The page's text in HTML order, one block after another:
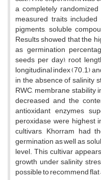
a completely
measured traits
pigments, soluble
Results showed that the
as germination
seeds per day), root
longitudinal index (70.1)
in the absence of salinity
RWC, membrane
decreased and the
antioxidant enzymes
peroxidase were highest
cultivars, Khorram had
germination as well as
level. This cultivar
growth under salinity
possible to recommend